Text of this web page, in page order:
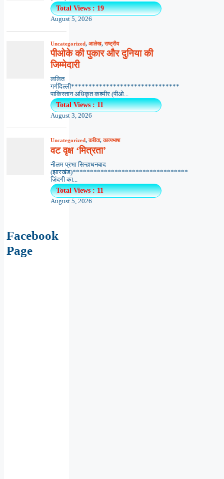
Total Views : 19
August 5, 2026
Uncategorized, आलेख,राष्ट्रीय
पीओके की पुकार और दुनिया की
जिम्मेदारी
ललित
गर्गदिल्ली*******************************
पाकिस्तान अधिकृत कश्मीर (पीओ...
Total Views : 11
August 3, 2026
Uncategorized,कविता,काव्यभाषा
वट वृक्ष ‘मित्रता’
नीलम प्रभा सिन्हाधनबाद
(झारखंड)*********************************
ज़िंदगी का...
Total Views : 11
August 5, 2026
Facebook
Page